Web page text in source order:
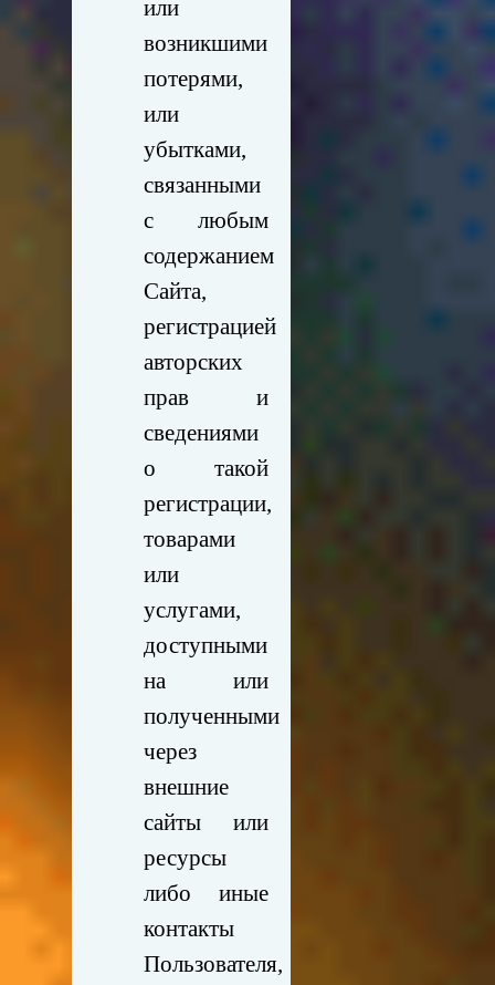
или
возникшими
потерями,
или
убытками,
связанными
с любым
содержанием
Сайта,
регистрацией
авторских
прав и
сведениями
о такой
регистрации,
товарами
или
услугами,
доступными
на или
полученными
через
внешние
сайты или
ресурсы
либо иные
контакты
Пользователя,